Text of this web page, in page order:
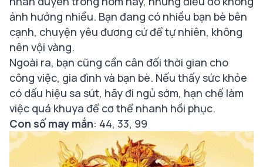
ảnh hưởng nhiều. Bạn đang có nhiều bạn bè bên
cạnh, chuyện yêu đương cứ để tự nhiên, không
nên vội vàng.
Ngoài ra, bạn cũng cần cân đối thời gian cho
công việc, gia đình và bạn bè. Nếu thấy sức khỏe
có dấu hiệu sa sút, hãy đi ngủ sớm, hạn chế làm
việc quá khuya để cơ thể nhanh hồi phục.
Con số may mắn: 44, 33, 99